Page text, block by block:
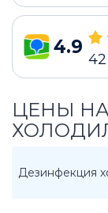
4.9
42
ЦЕНЫ
Дезинфекция